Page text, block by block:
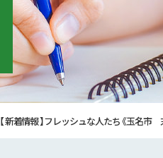
【 新着情報 】フレッシュな人たち《玉名